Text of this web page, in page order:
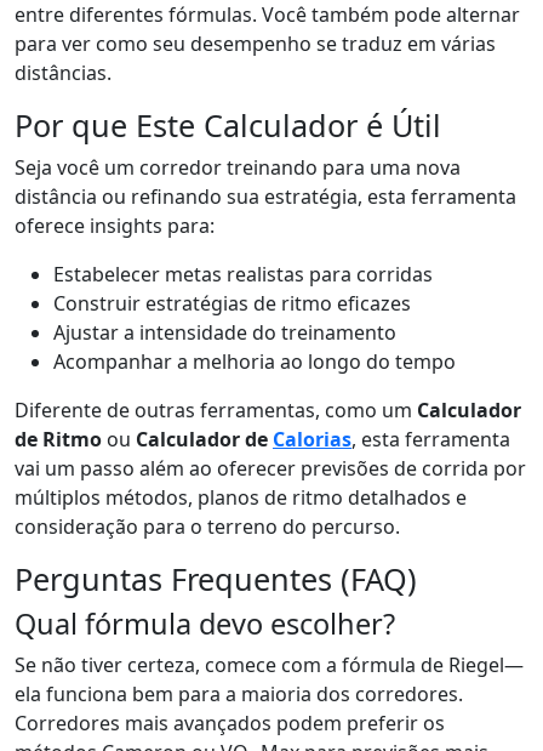
entre diferentes fórmulas. Você também pode alternar
para ver como seu desempenho se traduz em várias
distâncias.
Por que Este Calculador é Útil
Seja você um corredor treinando para uma nova
distância ou refinando sua estratégia, esta ferramenta
oferece insights para:
Estabelecer metas realistas para corridas
Construir estratégias de ritmo eficazes
Ajustar a intensidade do treinamento
Acompanhar a melhoria ao longo do tempo
Diferente de outras ferramentas, como um Calculador
de Ritmo ou Calculador de Calorias, esta ferramenta
vai um passo além ao oferecer previsões de corrida por
múltiplos métodos, planos de ritmo detalhados e
consideração para o terreno do percurso.
Perguntas Frequentes (FAQ)
Qual fórmula devo escolher?
Se não tiver certeza, comece com a fórmula de Riegel—
ela funciona bem para a maioria dos corredores.
Corredores mais avançados podem preferir os